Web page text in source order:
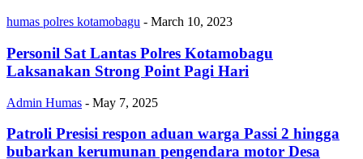
humas polres kotamobagu - March 10, 2023
Personil Sat Lantas Polres Kotamobagu
Laksanakan Strong Point Pagi Hari
Admin Humas - May 7, 2025
Patroli Presisi respon aduan warga Passi 2 hingga
bubarkan kerumunan pengendara motor Desa